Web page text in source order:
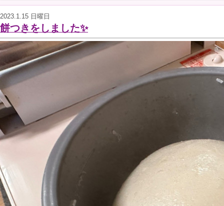
2023.1.15 日曜日
餅つきをしました✨